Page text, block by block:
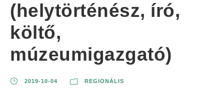
(helytörténész, író,
költő,
múzeumigazgató)
2019-10-04 REGIONÁLIS